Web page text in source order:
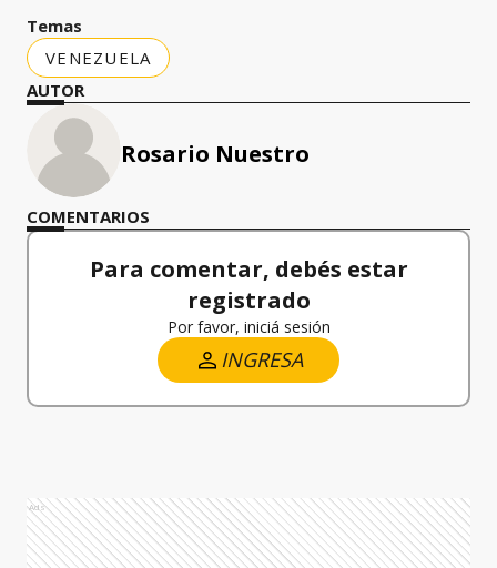
Temas
VENEZUELA
AUTOR
Rosario Nuestro
COMENTARIOS
Para comentar, debés estar
registrado
Por favor, iniciá sesión
INGRESA
Ads